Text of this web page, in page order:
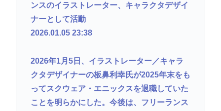
ンスのイラストレーター、キャラクタデザイ
ナーとして活動
2026.01.05 23:38
2026年1月5日、イラストレーター／キャラ
クタデザイナーの板鼻利幸氏が2025年末をも
ってスクウェア・エニックスを退職していた
ことを明らかにした。今後は、フリーランス